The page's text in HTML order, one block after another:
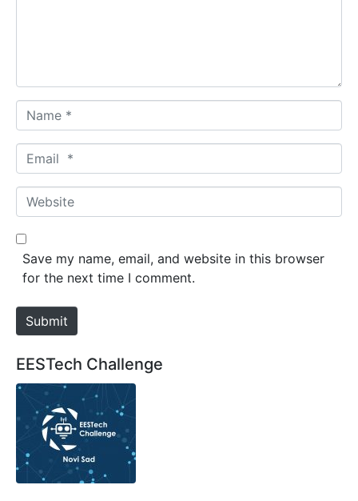
a
m
*
m
a
*
W
e
b
e
Save my name, email, and website in this browser
for the next time I comment.
Submit
EESTech Challenge